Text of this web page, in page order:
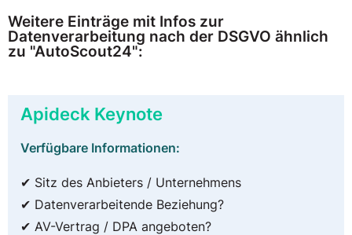
Weitere Einträge mit Infos zur
Datenverarbeitung nach der DSGVO ähnlich
zu "AutoScout24":
Apideck Keynote
Verfügbare Informationen:
✔ Sitz des Anbieters / Unternehmens
✔ Datenverarbeitende Beziehung?
✔ AV-Vertrag / DPA angeboten?